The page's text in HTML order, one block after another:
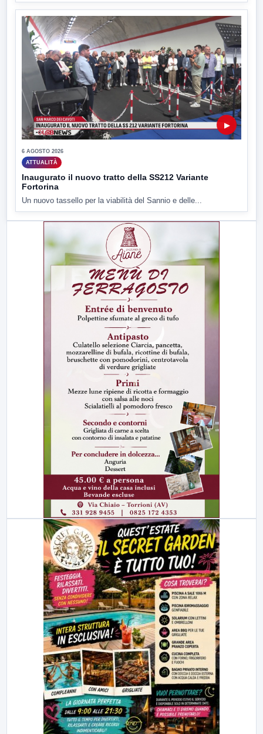
▶
6 AGOSTO 2026
ATTUALITÀ
Inaugurato il nuovo tratto della SS212 Variante
Fortorina
Un nuovo tassello per la viabilità del Sannio e delle...